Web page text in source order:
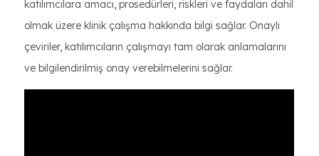
katılımcılara amacı, prosedürleri, riskleri ve faydaları dahil
olmak üzere klinik çalışma hakkında bilgi sağlar. Onaylı
çeviriler, katılımcıların çalışmayı tam olarak anlamalarını
ve bilgilendirilmiş onay verebilmelerini sağlar.